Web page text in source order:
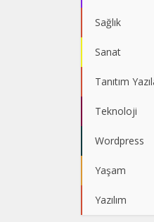
Sağlık
Sanat
Tanıtım
Teknoloji
Wordpress
Yaşam
Yazılım